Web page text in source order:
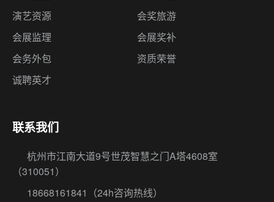
诚聘英才
联系我们
杭州市江南大道9号世茂智慧之门A塔4608室
18668161841
留言反馈